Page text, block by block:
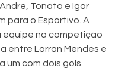
Tonato e Igor
para o Esportivo. A
equipe na competição
entre Lorran Mendes e
um com dois gols.